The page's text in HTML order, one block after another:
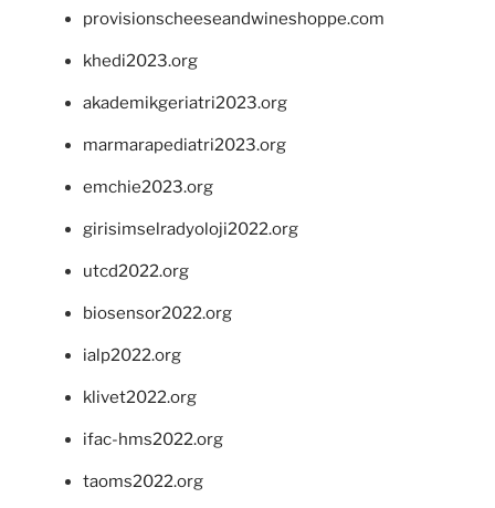
provisionscheeseandwineshoppe.com
khedi2023.org
akademikgeriatri2023.org
marmarapediatri2023.org
emchie2023.org
girisimselradyoloji2022.org
utcd2022.org
biosensor2022.org
ialp2022.org
klivet2022.org
ifac-hms2022.org
taoms2022.org